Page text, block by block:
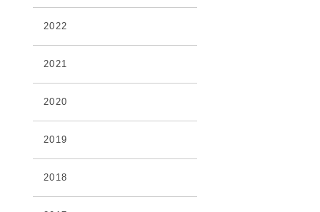
2022
2021
2020
2019
2018